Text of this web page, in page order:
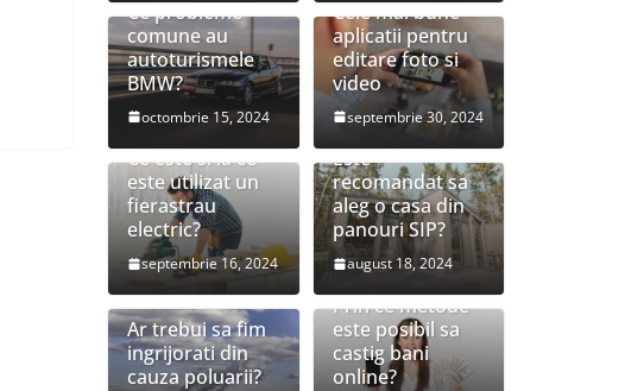
Ce probleme
comune au
autoturismele
BMW?
octombrie 15, 2024
Cele mai bune
aplicatii pentru
editare foto si
video
septembrie 30, 2024
Ce este si la ce
este utilizat un
fierastrau
electric?
septembrie 16, 2024
Este
recomandat sa
aleg o casa din
panouri SIP?
august 18, 2024
Ar trebui sa fim
ingrijorati din
cauza poluarii?
Prin ce metode
este posibil sa
castig bani
online?